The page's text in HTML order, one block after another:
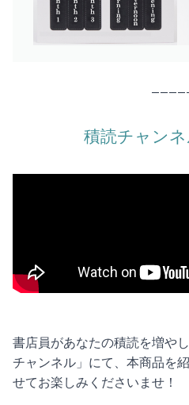
積読チャンネ
書店員があなたの積読を増や
チャンネル」にて、本商品を
せてお楽しみくださいませ！